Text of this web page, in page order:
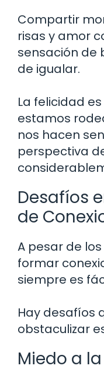
Compartir
risas y amor
sensación de
de igualar.
La felicidad
estamos
nos hacen
perspectiva
Desafíos
de
A pesar de
formar
siempre es
Hay desafíos
obstaculizar
Miedo a